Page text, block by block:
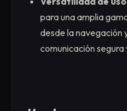
para una amplia
desde la navegación
comunicación